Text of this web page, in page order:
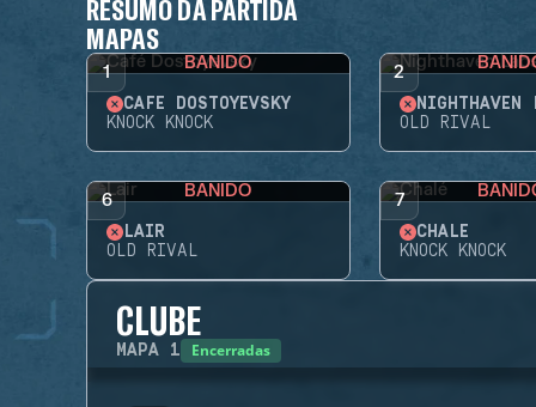
RESUMO DA PARTIDA
MAPAS
1 BANIDO
CAFÉ DOSTOYEVSKY
KNOCK KNOCK
2
NIGHTHAVEN
OLD RIVAL
6 BANIDO
LAIR
OLD RIVAL
7
CHALÉ
KNOCK KNOCK
CLUBE
MAPA 1 Encerradas